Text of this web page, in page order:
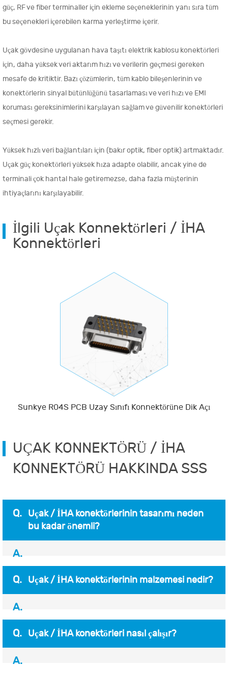
güç, RF ve fiber terminaller için ekleme seçeneklerinin yanı sıra tüm
bu seçenekleri içerebilen karma yerleştirme içerir.
Uçak gövdesine uygulanan hava taşıtı elektrik kablosu konektörleri
için, daha yüksek veri aktarım hızı ve verilerin geçmesi gereken
mesafe de kritiktir. Bazı çözümlerin, tüm kablo bileşenlerinin ve
konektörlerin sinyal bütünlüğünü tasarlaması ve veri hızı ve EMI
koruması gereksinimlerini karşılayan sağlam ve güvenilir konektörleri
seçmesi gerekir.
Yüksek hızlı veri bağlantıları için (bakır optik, fiber optik) artmaktadır.
Uçak güç konektörleri yüksek hıza adapte olabilir, ancak yine de
terminali çok hantal hale getiremezse, daha fazla müşterinin
ihtiyaçlarını karşılayabilir.
İlgili Uçak Konnektörleri / İHA
Konnektörleri
Sunkye R04S PCB Uzay Sınıfı Konnektörüne Dik Açı
UÇAK KONNEKTÖRÜ / İHA
KONNEKTÖRÜ HAKKINDA SSS
Q.
Uçak / İHA konektörlerinin tasarımı neden
bu kadar önemli?
A.
Q. Uçak / İHA konektörlerinin malzemesi nedir?
A.
Q. Uçak / İHA konektörleri nasıl çalışır?
A.